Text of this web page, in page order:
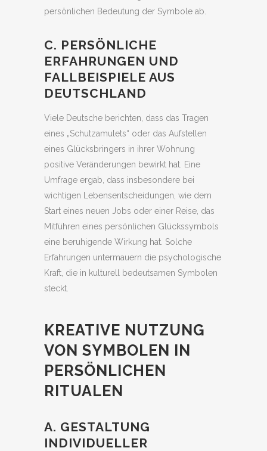
persönlichen Bedeutung der Symbole ab.
C. PERSÖNLICHE
ERFAHRUNGEN UND
FALLBEISPIELE AUS
DEUTSCHLAND
Viele Deutsche berichten, dass das Tragen
eines „Schutzamulets“ oder das Aufstellen
eines Glücksbringers in ihrer Wohnung
positive Veränderungen bewirkt hat. Eine
Umfrage ergab, dass insbesondere bei
wichtigen Lebensentscheidungen, wie dem
Start eines neuen Jobs oder einer Reise, das
Mitführen eines persönlichen Glückssymbols
eine beruhigende Wirkung hat. Solche
Erfahrungen untermauern die psychologische
Kraft, die in kulturell bedeutsamen Symbolen
steckt.
KREATIVE NUTZUNG
VON SYMBOLEN IN
PERSÖNLICHEN
RITUALEN
A. GESTALTUNG
INDIVIDUELLER